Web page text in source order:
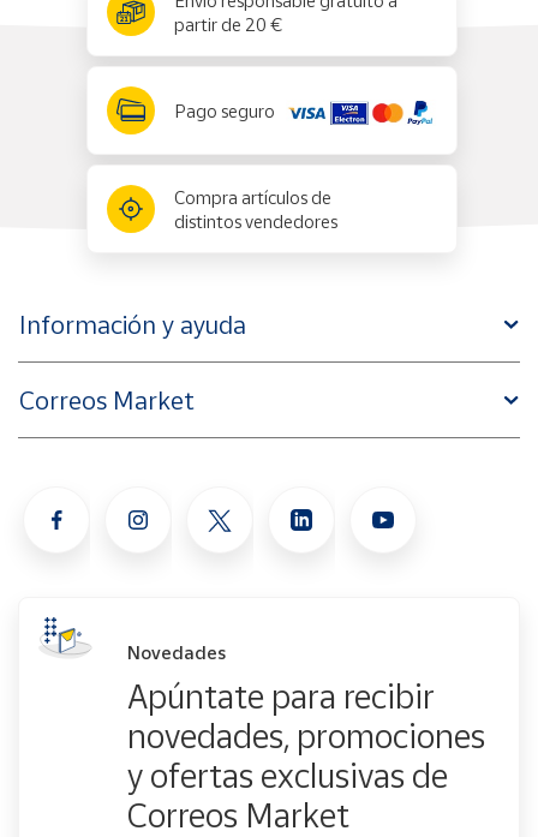
partir de 20 €
Pago seguro
Compra artículos de
distintos vendedores
Información y ayuda
Correos Market
Novedades
Apúntate para recibir
novedades, promociones
y ofertas exclusivas de
Correos Market